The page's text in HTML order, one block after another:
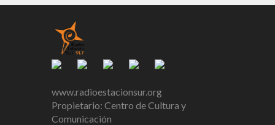
www.radioestacionsur.org
Propietario: Centro de Cultura y
Comunicación